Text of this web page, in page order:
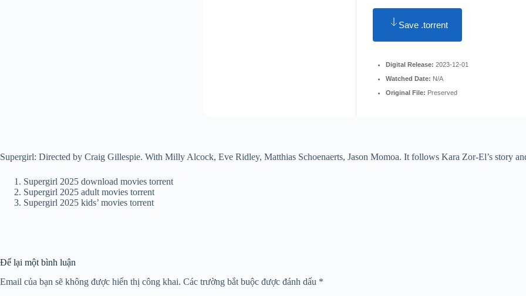
Save .torrent
Digital Release: 2023-12-01
Watched Date: N/A
Original File: Preserved
Supergirl: Directed by Craig Gillespie. With Milly Alcock, Eve Ridley, Matthias Schoenaerts, Jason Momoa. It follows Kara Zor-El’s story
Supergirl 2025 download movies torrent
Supergirl 2025 adult movies torrent
Supergirl 2025 kids’ movies torrent
Để lại một bình luận
Email của bạn sẽ không được hiển thị công khai. Các trường bắt buộc được đánh dấu *